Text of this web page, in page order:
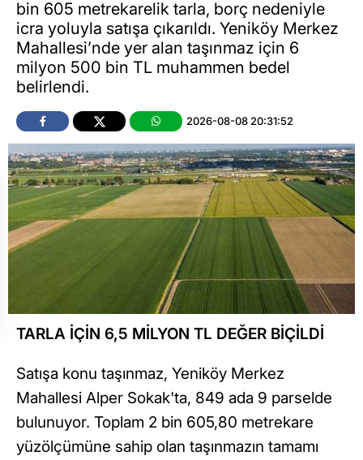
bin 605 metrekarelik tarla, borç nedeniyle
icra yoluyla satışa çıkarıldı. Yeniköy Merkez
Mahallesi’nde yer alan taşınmaz için 6
milyon 500 bin TL muhammen bedel
belirlendi.
2026-08-08 20:31:52
TARLA İÇİN 6,5 MİLYON TL DEĞER BİÇİLDİ
Satışa konu taşınmaz, Yeniköy Merkez
Mahallesi Alper Sokak'ta, 849 ada 9 parselde
bulunuyor. Toplam 2 bin 605,80 metrekare
yüzölçümüne sahip olan taşınmazın tamamı